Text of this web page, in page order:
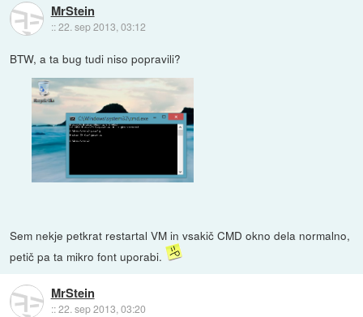
MrStein
::22. sep 2013, 03:12
BTW, a ta bug tudi niso popravili?
Sem nekje petkrat restartal VM in vsakič CMD okno dela normalno,
petič pa ta mikro font uporabi.
MrStein
::22. sep 2013, 03:20